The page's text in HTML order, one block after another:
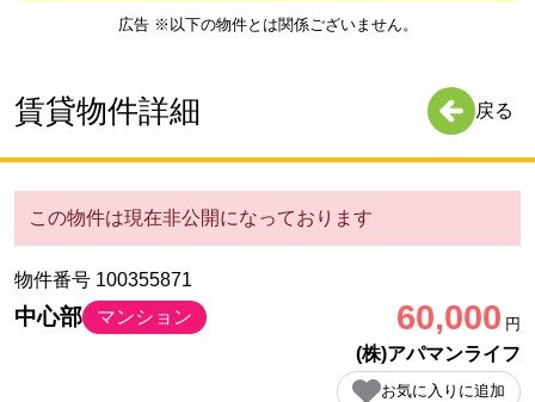
賃貸
広告 ※以下の物件とは関係ございません。
賃貸物件詳細 戻る
この物件は現在非公開になっております
物件番号 100355871
中心部 マンション 60,000 円
(株)アパマンライフ
お気に入りに追加